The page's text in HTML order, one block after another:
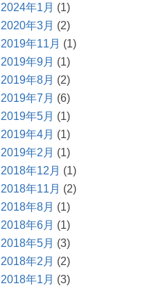
2024年1月 (1)
2020年3月 (2)
2019年11月 (1)
2019年9月 (1)
2019年8月 (2)
2019年7月 (6)
2019年5月 (1)
2019年4月 (1)
2019年2月 (1)
2018年12月 (1)
2018年11月 (2)
2018年8月 (1)
2018年6月 (1)
2018年5月 (3)
2018年2月 (2)
2018年1月 (3)